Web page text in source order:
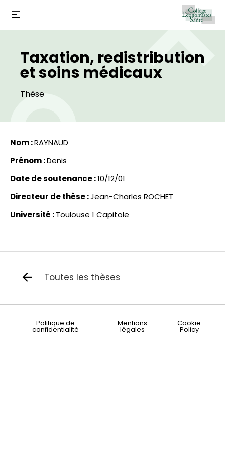
Taxation, redistribution
et soins médicaux
Thèse
Nom :RAYNAUD
Prénom :Denis
Date de soutenance :10/12/01
Directeur de thèse :Jean-Charles ROCHET
Université :Toulouse 1 Capitole
Toutes les thèses
Politique de
confidentialité
Mentions
légales
Cookie
Policy